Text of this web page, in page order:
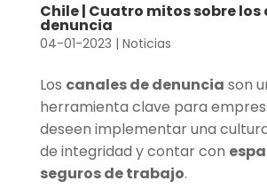
Chile | Cuatro mitos sobre los
denuncia
04-01-2023 | Noticias
Los canales de denuncia son
herramienta clave para
deseen implementar una
de integridad y contar con
seguros de trabajo.